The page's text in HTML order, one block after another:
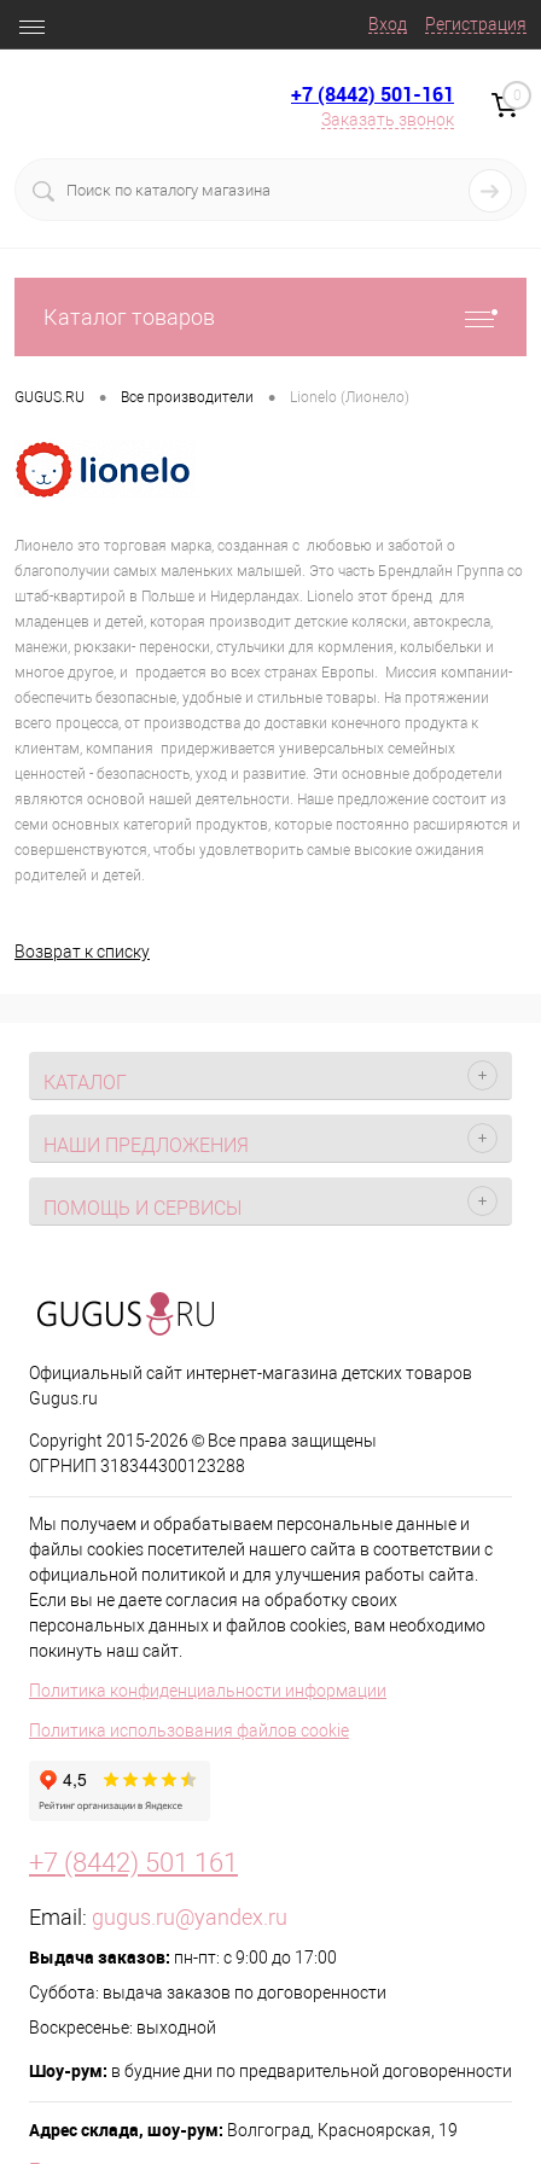
Вход Регистрация
+7 (8442) 501-161
Заказать звонок
0
Каталог товаров
GUGUS.RU • Все производители • Lionelo (Лионело)
Лионело это торговая марка, созданная с любовью и заботой о
благополучии самых маленьких малышей. Это часть Брендлайн Группа со
штаб-квартирой в Польше и Нидерландах. Lionelo этот бренд для
младенцев и детей, которая производит детские коляски, автокресла,
манежи, рюкзаки- переноски, стульчики для кормления, колыбельки и
многое другое, и продается во всех странах Европы. Миссия компании-
обеспечить безопасные, удобные и стильные товары. На протяжении
всего процесса, от производства до доставки конечного продукта к
клиентам, компания придерживается универсальных семейных
ценностей - безопасность, уход и развитие. Эти основные добродетели
являются основой нашей деятельности. Наше предложение состоит из
семи основных категорий продуктов, которые постоянно расширяются и
совершенствуются, чтобы удовлетворить самые высокие ожидания
родителей и детей.
Возврат к списку
КАТАЛОГ
НАШИ ПРЕДЛОЖЕНИЯ
ПОМОЩЬ И СЕРВИСЫ
Официальный сайт интернет-магазина детских товаров
Gugus.ru
Copyright 2015-2026 © Все права защищены
ОГРНИП 318344300123288
Мы получаем и обрабатываем персональные данные и
файлы cookies посетителей нашего сайта в соответствии с
официальной политикой и для улучшения работы сайта.
Если вы не даете согласия на обработку своих
персональных данных и файлов cookies, вам необходимо
покинуть наш сайт.
Политика конфиденциальности информации
Политика использования файлов cookie
+7 (8442) 501 161
Email: gugus.ru@yandex.ru
Выдача заказов: пн-пт: с 9:00 до 17:00
Суббота: выдача заказов по договоренности
Воскресенье: выходной
Шоу-рум: в будние дни по предварительной договоренности
Адрес склада, шоу-рум: Волгоград, Красноярская, 19